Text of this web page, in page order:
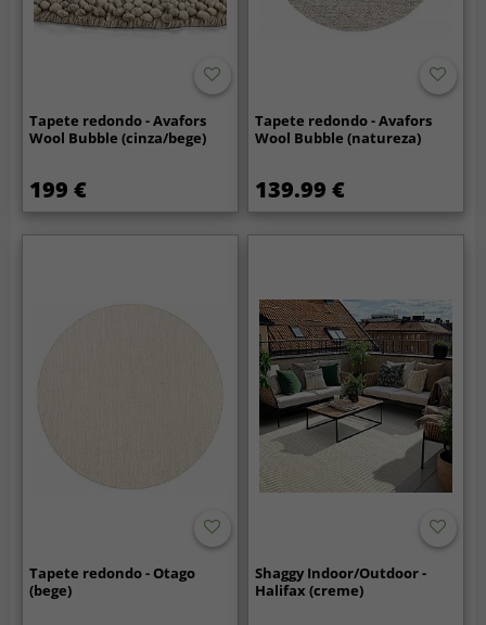
Tapete redondo - Avafors
Wool Bubble (cinza/bege)
199 €
Tapete redondo - Avafors
Wool Bubble (natureza)
139.99 €
Tapete redondo - Otago
(bege)
Shaggy Indoor/Outdoor -
Halifax (creme)